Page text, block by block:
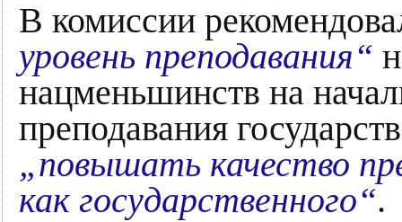
В комиссии
уровень преподавания“
нацменьшинств на
преподавания
„повышать качество
как государственного“.